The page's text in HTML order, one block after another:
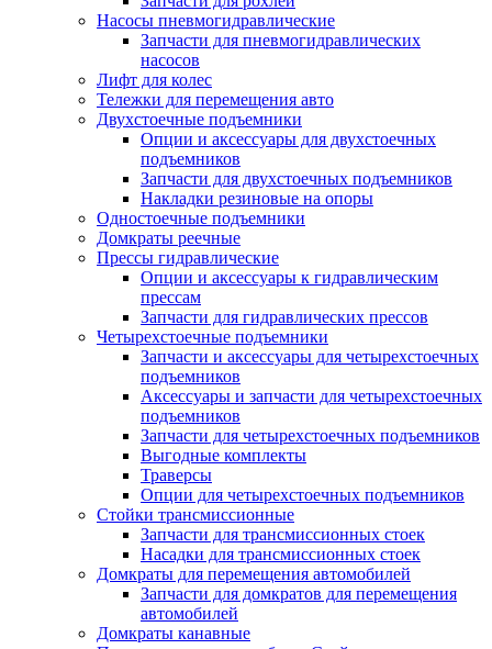
Насосы пневмогидравлические
Запчасти для пневмогидравлических
насосов
Лифт для колес
Тележки для перемещения авто
Двухстоечные подъемники
Опции и аксессуары для двухстоечных
подъемников
Запчасти для двухстоечных подъемников
Накладки резиновые на опоры
Одностоечные подъемники
Домкраты реечные
Прессы гидравлические
Опции и аксессуары к гидравлическим
прессам
Запчасти для гидравлических прессов
Четырехстоечные подъемники
Запчасти и аксессуары для четырехстоечных
подъемников
Аксессуары и запчасти для четырехстоечных
подъемников
Запчасти для четырехстоечных подъемников
Выгодные комплекты
Траверсы
Опции для четырехстоечных подъемников
Стойки трансмиссионные
Запчасти для трансмиссионных стоек
Насадки для трансмиссионных стоек
Домкраты для перемещения автомобилей
Запчасти для домкратов для перемещения
автомобилей
Домкраты канавные